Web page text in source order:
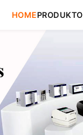
HOMEPRODUKTO